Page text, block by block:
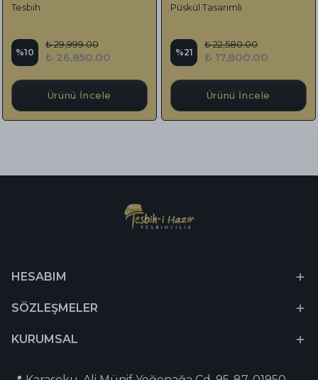
Tesbih
%10
₺ 29,999.00
₺ 26,850.00
Ürünü İncele
Püskül Tasarımlı
%21
₺ 22,580.00
₺ 17,800.00
Ürünü İncele
HESABIM
SÖZLEŞMELER
KURUMSAL